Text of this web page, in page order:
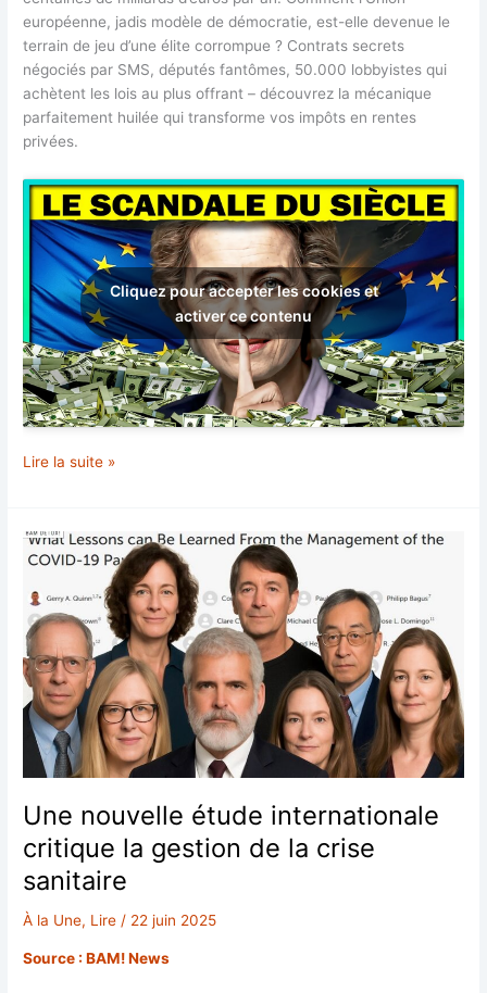
européenne, jadis modèle de démocratie, est-elle devenue le
terrain de jeu d’une élite corrompue ? Contrats secrets
négociés par SMS, députés fantômes, 50.000 lobbyistes qui
achètent les lois au plus offrant – découvrez la mécanique
parfaitement huilée qui transforme vos impôts en rentes
privées.
Cliquez pour accepter les cookies et
activer ce contenu
Union
un
système
corruption
inégalé
Lire la suite »
Une nouvelle étude internationale
critique la gestion de la crise
sanitaire
À la Une, Lire / 22 juin 2025
Source : BAM! News